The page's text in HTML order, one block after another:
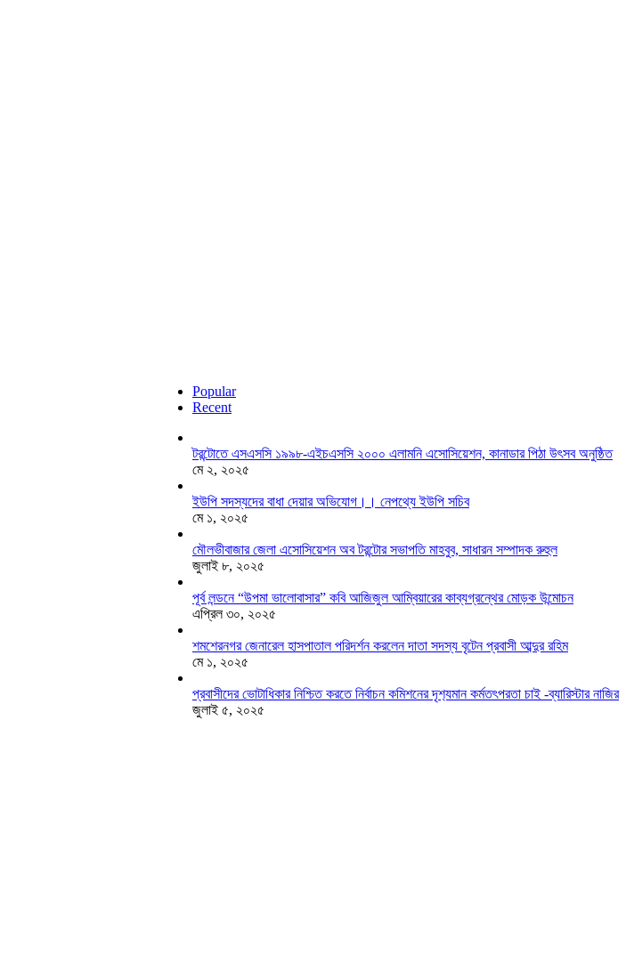
Popular
Recent
টরন্টোতে এসএসসি ১৯৯৮-এইচএসসি ২০০০ এলামনি এসোসিয়েশন, কানাডার পিঠা উৎসব অনুষ্ঠিত
মে ২, ২০২৫
ইউপি সদস্যদের বাধা দেয়ার অভিযোগ।। নেপথ্যে ইউপি সচিব
মে ১, ২০২৫
মৌলভীবাজার জেলা এসোসিয়েশন অব টরন্টোর সভাপতি মাহবুব, সাধারন সম্পাদক রুহুল
জুলাই ৮, ২০২৫
পূর্ব লন্ডনে “উপমা ভালোবাসার” কবি আজিজুল আম্বিয়ারের কাব্যগ্রন্থের মোড়ক উন্মোচন
এপ্রিল ৩০, ২০২৫
শমশেরনগর জেনারেল হাসপাতাল পরিদর্শন করলেন দাতা সদস্য বৃটেন প্রবাসী আব্দুর রহিম
মে ১, ২০২৫
প্রবাসীদের ভোটাধিকার নিশ্চিত করতে নির্বাচন কমিশনের দৃশ‍্যমান কর্মতৎপরতা চাই -ব্যারিস্টার নাজির
জুলাই ৫, ২০২৫